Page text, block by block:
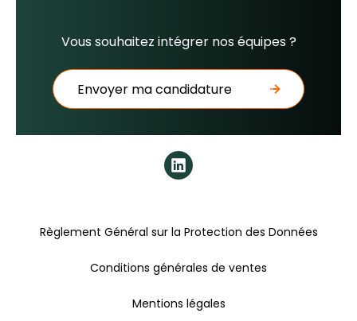
Vous souhaitez intégrer nos équipes ?
Envoyer ma candidature
Règlement Général sur la Protection des Données
Conditions générales de ventes
Mentions légales